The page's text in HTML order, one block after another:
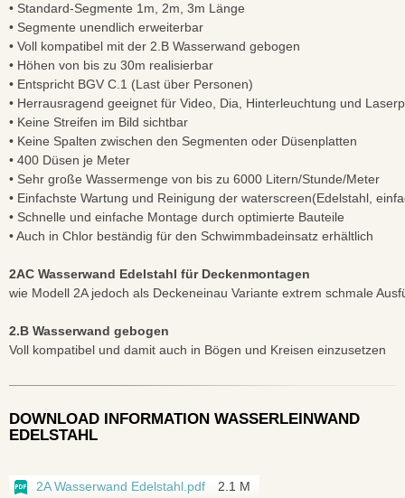
• Standard-Segmente 1m, 2m, 3m Länge
• Segmente unendlich erweiterbar
• Voll kompatibel mit der 2.B Wasserwand gebogen
• Höhen von bis zu 30m realisierbar
• Entspricht BGV C.1 (Last über Personen)
• Herrausragend geeignet für Video, Dia, Hinterleuchtung und
• Keine Streifen im Bild sichtbar
• Keine Spalten zwischen den Segmenten oder Düsenplatten
• 400 Düsen je Meter
• Sehr große Wassermenge von bis zu 6000 Litern/Stunde/Meter
• Einfachste Wartung und Reinigung der waterscreen(Edelstahl,
• Schnelle und einfache Montage durch optimierte Bauteile
• Auch in Chlor beständig für den Schwimmbadeinsatz erhältlich
2AC Wasserwand Edelstahl für Deckenmontagen
wie Modell 2A jedoch als Deckeneinau Variante extrem schmale
2.B Wasserwand gebogen
Voll kompatibel und damit auch in Bögen und Kreisen einzusetzen
DOWNLOAD INFORMATION WASSERLEINWAND
EDELSTAHL
2A Wasserwand Edelstahl.pdf 2.1 M